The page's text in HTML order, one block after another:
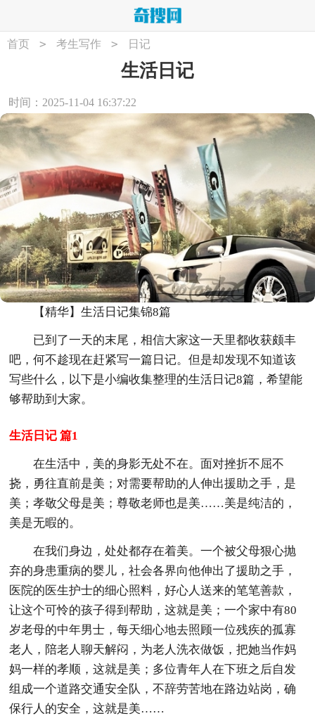
首页 > 考生写作 > 日记
生活日记
时间：2025-11-04 16:37:22
【精华】生活日记集锦8篇
已到了一天的末尾，相信大家这一天里都收获颇丰
吧，何不趁现在赶紧写一篇日记。但是却发现不知道该
写些什么，以下是小编收集整理的生活日记8篇，希望能
够帮助到大家。
生活日记 篇1
在生活中，美的身影无处不在。面对挫折不屈不
挠，勇往直前是美；对需要帮助的人伸出援助之手，是
美；孝敬父母是美；尊敬老师也是美……美是纯洁的，
美是无暇的。
在我们身边，处处都存在着美。一个被父母狠心抛
弃的身患重病的婴儿，社会各界向他伸出了援助之手，
医院的医生护士的细心照料，好心人送来的笔笔善款，
让这个可怜的孩子得到帮助，这就是美；一个家中有80
岁老母的中年男士，每天细心地去照顾一位残疾的孤寡
老人，陪老人聊天解闷，为老人洗衣做饭，把她当作妈
妈一样的孝顺，这就是美；多位青年人在下班之后自发
组成一个道路交通安全队，不辞劳苦地在路边站岗，确
保行人的安全，这就是美……